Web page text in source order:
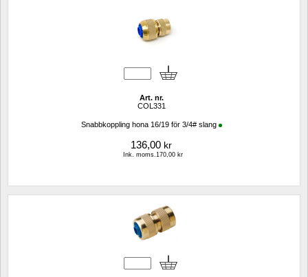
Art. nr.
COL331
Snabbkoppling hona 16/19 för 3/4# slang
136,00 kr
Ink. moms.170,00 kr